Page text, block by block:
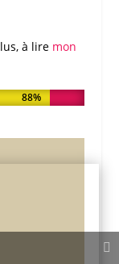
à lire mon
88%
88%